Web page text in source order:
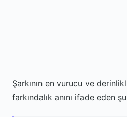
Şarkının en vurucu ve
farkındalık anını ifade eden